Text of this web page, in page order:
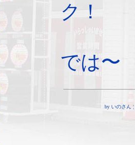
ク！
では〜
by いのさん ¦